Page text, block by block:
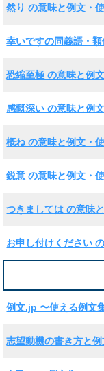
然り の意味と例文・
幸いですの同義語・類
恐縮至極 の意味と例
感慨深い の意味と例
概ね の意味と例文・
鋭意 の意味と例文・
つきましては の意味
お申し付けください
例文.jp 〜使える例文
志望動機の書き方と例